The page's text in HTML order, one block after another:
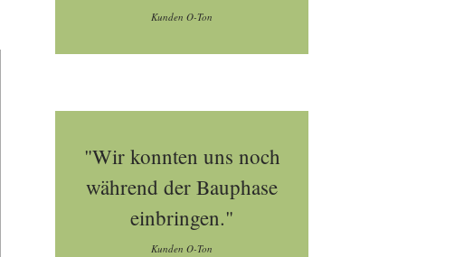
Kunden O-Ton
"Wir konnten uns noch
während der Bauphase
einbringen."
Kunden O-Ton